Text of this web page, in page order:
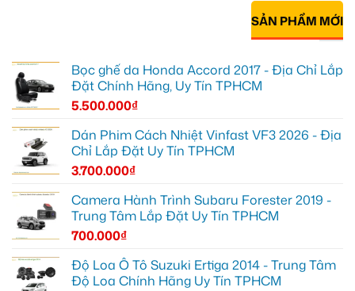
SẢN PHẨM MỚI
Bọc ghế da Honda Accord 2017 - Địa Chỉ Lắp
Đặt Chính Hãng, Uy Tín TPHCM
5.500.000₫
Dán Phim Cách Nhiệt Vinfast VF3 2026 - Địa
Chỉ Lắp Đặt Uy Tín TPHCM
3.700.000₫
Camera Hành Trình Subaru Forester 2019 -
Trung Tâm Lắp Đặt Uy Tín TPHCM
700.000₫
Độ Loa Ô Tô Suzuki Ertiga 2014 - Trung Tâm
Độ Loa Chính Hãng Uy Tín TPHCM